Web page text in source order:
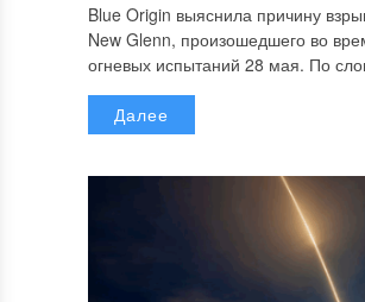
Blue Origin выяснила причину
New Glenn, произошедшего во
огневых испытаний 28 мая. По
Далее